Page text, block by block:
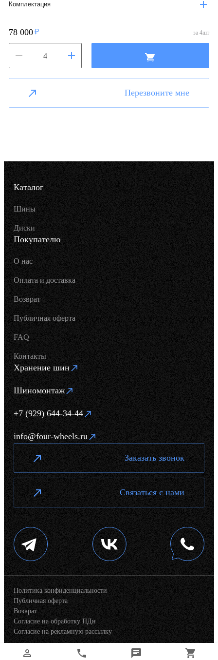
Комплектация
78 000 за 4шт
Перезвоните мне
Каталог
Шины
Диски
Покупателю
О нас
Оплата и доставка
Возврат
Публичная оферта
FAQ
Контакты
Хранение шин
Шиномонтаж
+7 (929) 644-34-44
info@four-wheels.ru
Заказать звонок
Связаться с нами
Политика конфиденциальности
Публичная оферта
Возврат
Согласие на обработку ПДн
Согласие на рекламную рассылку